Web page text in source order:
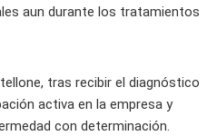
aun durante los tratamientos
tras recibir el diagnóstico
activa en la empresa y
con determinación.